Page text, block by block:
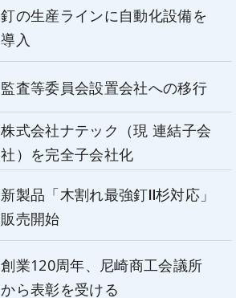
釘の生産ラインに自動化設備を
導入
監査等委員会設置会社への移行
株式会社ナテック（現 連結子会
社）を完全子会社化
新製品「木割れ最強釘Ⅱ杉対応」
販売開始
創業120周年、尼崎商工会議所
から表彰を受ける